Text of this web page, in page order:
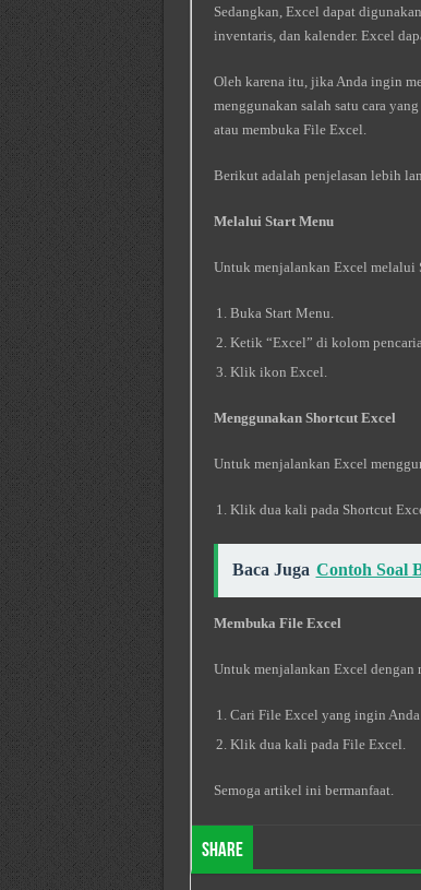
Sedangkan, Excel dapat
inventaris, dan kalender. Excel
Oleh karena itu, jika Anda ingin
menggunakan salah satu cara
atau membuka File Excel.
Berikut adalah penjelasan lebih
Melalui Start Menu
Untuk menjalankan Excel melalui
Buka Start Menu.
Ketik “Excel” di kolom
Klik ikon Excel.
Menggunakan Shortcut Excel
Untuk menjalankan Excel
Klik dua kali pada Shortcut
Baca Juga Contoh Soal
Membuka File Excel
Untuk menjalankan Excel
Cari File Excel yang ingin Anda
Klik dua kali pada File Excel.
Semoga artikel ini bermanfaat.
Share